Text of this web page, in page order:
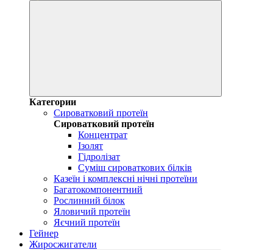
Категории
Сироватковий протеїн
Сироватковий протеїн
Концентрат
Ізолят
Гідролізат
Суміш сироваткових білків
Казеїн і комплексні нічні протеїни
Багатокомпонентний
Рослинний білок
Яловичий протеїн
Яєчний протеїн
Гейнер
Жиросжигатели